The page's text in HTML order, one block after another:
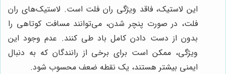
این لاستیک، فاقد ویژگی ران فلت است. لاستیک‌های ران
فلت، در صورت پنچر شدن، می‌توانند مسافت کوتاهی را
بدون از دست دادن کامل باد طی کنند. عدم وجود این
ویژگی، ممکن است برای برخی از رانندگان که به دنبال
ایمنی بیشتر هستند، یک نقطه ضعف محسوب شود.